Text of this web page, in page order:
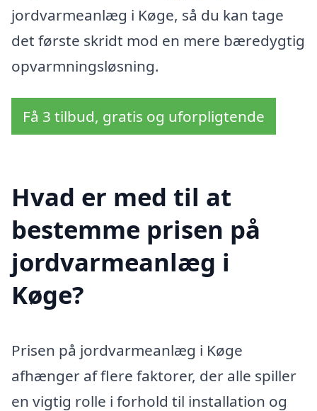
jordvarmeanlæg i Køge, så du kan tage
det første skridt mod en mere bæredygtig
opvarmningsløsning.
Få 3 tilbud, gratis og uforpligtende
Hvad er med til at
bestemme prisen på
jordvarmeanlæg i
Køge?
Prisen på jordvarmeanlæg i Køge
afhænger af flere faktorer, der alle spiller
en vigtig rolle i forhold til installation og